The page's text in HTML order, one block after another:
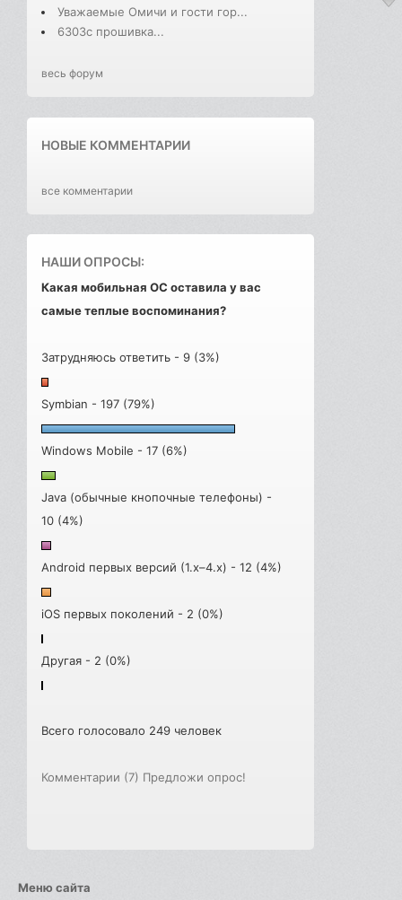
Уважаемые Омичи и гости гор...
6303с прошивка...
весь форум
НОВЫЕ КОММЕНТАРИИ
все комментарии
НАШИ ОПРОСЫ:
Какая мобильная ОС оставила у вас
самые теплые воспоминания?
Затрудняюсь ответить - 9 (3%)
Symbian - 197 (79%)
Windows Mobile - 17 (6%)
Java (обычные кнопочные телефоны) -
10 (4%)
Android первых версий (1.x–4.x) - 12 (4%)
iOS первых поколений - 2 (0%)
Другая - 2 (0%)
Всего голосовало 249 человек
Комментарии (7) Предложи опрос!
Меню сайта